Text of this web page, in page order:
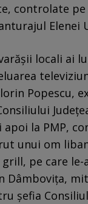
controlate
Elenei
locali ai
Popescu,
apoi la PMP,
unui om
pe care
Dâmbovița,
șefia